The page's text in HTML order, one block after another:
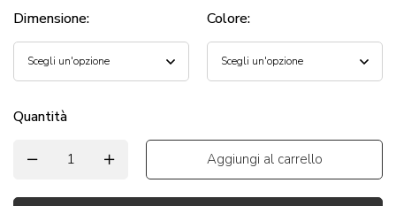
Dimensione: Colore:
Quantità
Aggiungi al carrello